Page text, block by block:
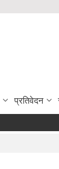
प्रतिवेदन